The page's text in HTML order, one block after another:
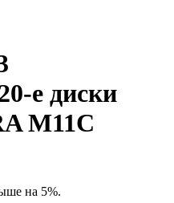
е диски
M11C
на 5%.